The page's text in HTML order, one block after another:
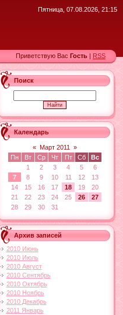
Пятница, 07.08.2026, 21:15
Приветствую Вас Гость | RSS
Поиск
Календарь
« Март 2011
»
Пн
Вт Ср Чт Пт Сб
Вс
1
2 3 4 5
6
7
8 9 10 11 12
13
14
15 16 17 18 19
20
21
22 23 24 25 26
27
28
29 30 31
Архив записей
2010 Июнь
2010 Июль
2010 Август
2010 Сентябрь
2010 Октябрь
2010 Ноябрь
2010 Декабрь
2011 Январь